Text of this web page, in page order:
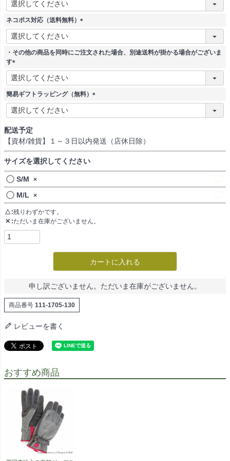
ネコポス対応（送料無料）
(
須
・その他の商品を同時にご注文された場合、別途送料が掛かる場合がございま
す
(
必
須
簡易ギフトラッピング（無料）
(
配送予定
【資材/雑貨】１～３日以内発送（店休日除）
サイズを選択してください
S/M ×
M/L ×
△ 残りわずかです。
✕ ただいま在庫がございません。
カートに入れる
申し訳ございません。ただいま在庫がございません。
商品番号 111-1705-130
レビューを書く
おすすめ商品